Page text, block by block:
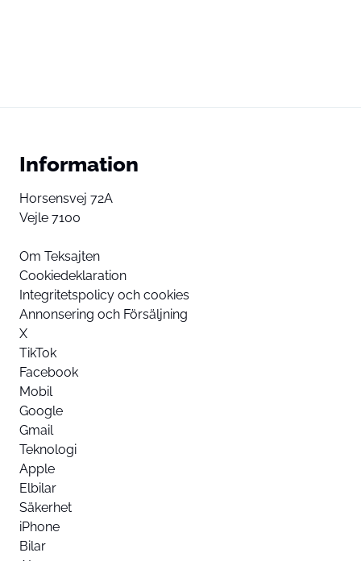
Information
Horsensvej 72A
Vejle 7100
Om Teksajten
Cookiedeklaration
Integritetspolicy och cookies
Annonsering och Försäljning
X
TikTok
Facebook
Mobil
Google
Gmail
Teknologi
Apple
Elbilar
Säkerhet
iPhone
Bilar